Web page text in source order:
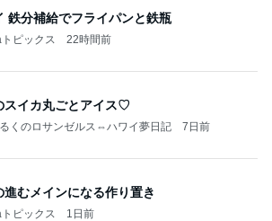
鉄分補給でフライパンと鉄瓶
ピックス 22時間前
スイカ丸ごとアイス♡
くのロサンゼルス⇔ハワイ夢日記 7日前
進むメインになる作り置き
ピックス 1日前